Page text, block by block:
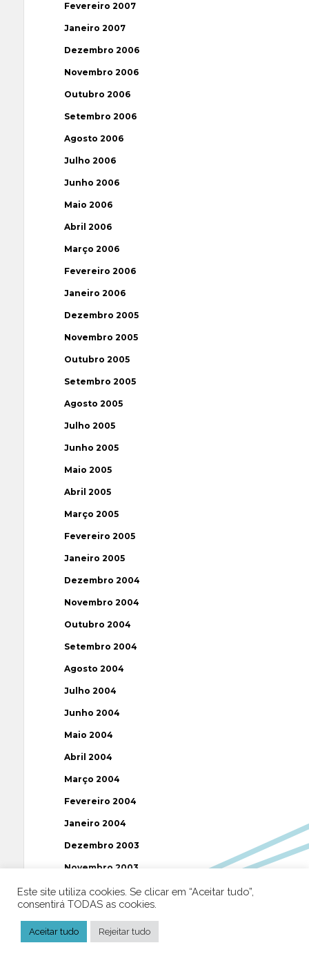
Fevereiro 2007
Janeiro 2007
Dezembro 2006
Novembro 2006
Outubro 2006
Setembro 2006
Agosto 2006
Julho 2006
Junho 2006
Maio 2006
Abril 2006
Março 2006
Fevereiro 2006
Janeiro 2006
Dezembro 2005
Novembro 2005
Outubro 2005
Setembro 2005
Agosto 2005
Julho 2005
Junho 2005
Maio 2005
Abril 2005
Março 2005
Fevereiro 2005
Janeiro 2005
Dezembro 2004
Novembro 2004
Outubro 2004
Setembro 2004
Agosto 2004
Julho 2004
Junho 2004
Maio 2004
Abril 2004
Março 2004
Fevereiro 2004
Janeiro 2004
Dezembro 2003
Novembro 2003
Julho 2003
Etiquetas
Este site utiliza cookies. Se clicar em “Aceitar tudo”,
consentirá TODAS as cookies.
Aceitar tudo Rejeitar tudo